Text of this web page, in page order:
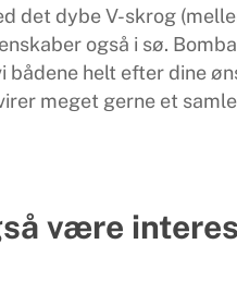
det dybe V-skrog
også i sø.
helt efter dine
meget gerne et
være